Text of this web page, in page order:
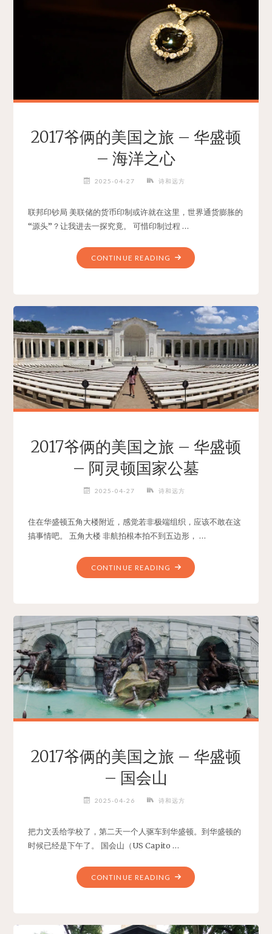
美
国
之
旅
–
LONGWOOD
GARDENS"
2017爷俩的美国之旅 – 华盛顿
– 海洋之心
2025-04-27 诗和远方
联邦印钞局 美联储的货币印制或许就在这里，世界通货膨胀的
“源头”？让我进去一探究竟。 可惜印制过程 …
CONTINUE READING "2017
美
之
旅
–
华
盛
顿
洋
之
2017爷俩的美国之旅 – 华盛顿
– 阿灵顿国家公墓
2025-04-27 诗和远方
住在华盛顿五角大楼附近，感觉若非极端组织，应该不敢在这
搞事情吧。 五角大楼 非航拍根本拍不到五边形， …
CONTINUE READING "2017
美
国
之
旅
–
华
顿
灵
家
墓"
2017爷俩的美国之旅 – 华盛顿
– 国会山
2025-04-26 诗和远方
把力文丢给学校了，第二天一个人驱车到华盛顿。到华盛顿的
时候已经是下午了。 国会山（US Capito …
CONTINUE READING "2017
爷